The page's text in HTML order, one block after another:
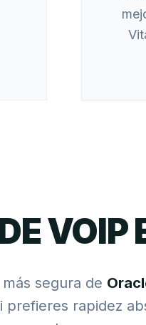
VOIP
segura de
prefieres rapidez